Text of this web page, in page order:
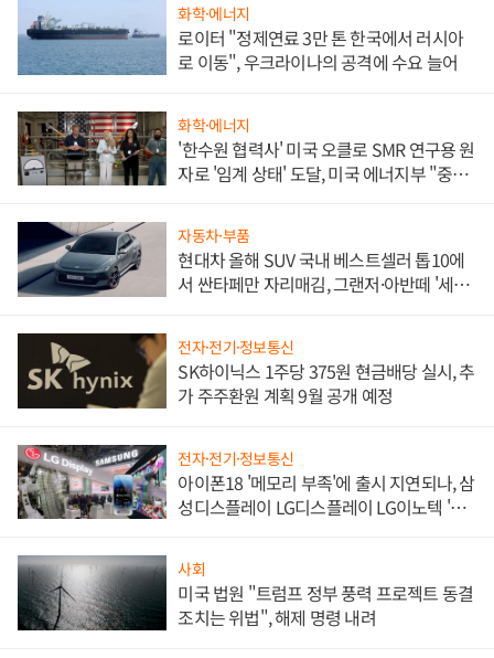
화학·에너지
로이터 "정제연료 3만 톤 한국에서 러시아
로 이동", 우크라이나의 공격에 수요 늘어
화학·에너지
'한수원 협력사' 미국 오클로 SMR 연구용 원
자로 '임계 상태' 도달, 미국 에너지부 "중요
자동차·부품
현대차 올해 SUV 국내 베스트셀러 톱10에
서 싼타페만 자리매김, 그랜저·아반떼 '세단
전자·전기·정보통신
SK하이닉스 1주당 375원 현금배당 실시, 추
가 주주환원 계획 9월 공개 예정
전자·전기·정보통신
아이폰18 '메모리 부족'에 출시 지연되나, 삼
성디스플레이 LG디스플레이 LG이노텍 '탈
사회
미국 법원 "트럼프 정부 풍력 프로젝트 동결
조치는 위법", 해제 명령 내려